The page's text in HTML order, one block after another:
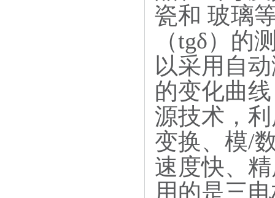
瓷和 玻璃
（tgδ）的
以采用自
的变化曲
源技术，
变换、模/
速度快、
用的是三